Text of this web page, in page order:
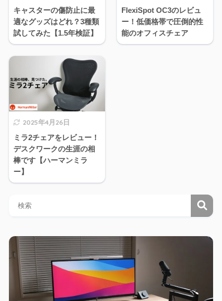
キャスターの傷防止に最
適なグッズはどれ？3種類
試してみた【1.5年検証】
FlexiSpot OC3のレビュ
ー！低価格帯で圧倒的性
能のオフィスチェア
2025年4月26日
ミラ2チェアをレビュー！
デスクワークの生涯の相
棒です【ハーマンミラ
ー】